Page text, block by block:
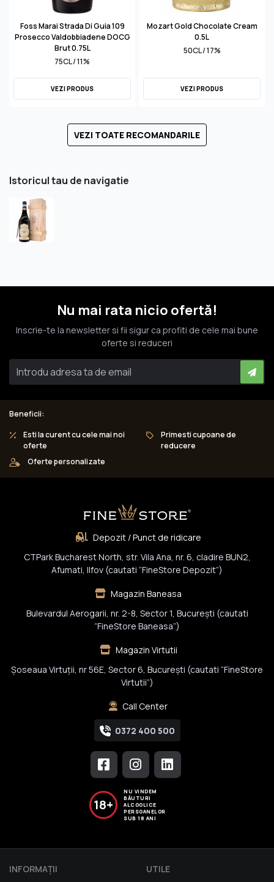
Foss Marai Strada Di Guia 109
Prosecco Valdobbiadene DOCG
Brut 0.75L
75CL / 11%
VEZI PRODUS
Mozart Gold Chocolate Cream
0.5L
50CL / 17%
VEZI PRODUS
VEZI TOATE RECOMANDARILE
Istoricul tau de navigatie
Nu mai rata nicio ofertă!
Inscrie-te la newsletter si fii sigur ca profiti de cele mai bune
oferte si reduceri
Beneficii:
Esti la curent cu cele mai noi
oferte
Primesti cupoane de
reducere
Oferte personalizate
Depozit / Punct de ridicare
CTPark Bucharest North, str. Vila Ana, nr. 6, cladire BUN2,
Afumati, Ilfov (cautati “FineStore Depozit”)
Magazin Baneasa
Bulevardul Aerogarii, nr. 2-8, Sector 1, Bucureşti (cautati
“FineStore Baneasa”)
Magazin Virtutii
Șoseaua Virtuții, nr 56E, Sector 6, București (cautati “FineStore
Virtutii”)
Call Center
0372 400 500
18+
NU VINDEM
BĂUTURI
ALCOOLICE
PERSOANELOR
SUB 18 ANI
INFORMAŢII UTILE